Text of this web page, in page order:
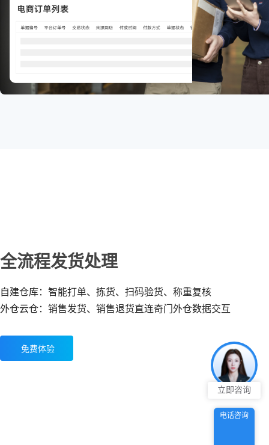
全流程发货处理
自建仓库：智能打单、拣货、扫码验货、称重复核
外仓云仓：销售发货、销售退货直连奇门外仓数据交互
免费体验
立即咨询
电话咨询